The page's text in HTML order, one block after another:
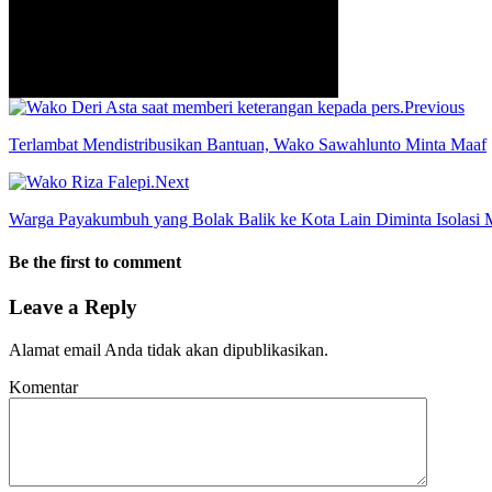
info heading
Previous
Terlambat Mendistribusikan Bantuan, Wako Sawahlunto Minta Maaf
Next
Warga Payakumbuh yang Bolak Balik ke Kota Lain Diminta Isolasi
Be the first to comment
Leave a Reply
Alamat email Anda tidak akan dipublikasikan.
Komentar